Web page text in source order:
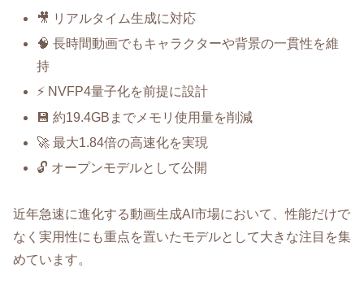
🎥 リアルタイム生成に対応
🧠 長時間動画でもキャラクターや背景の一貫性を維
持
⚡ NVFP4量子化を前提に設計
💾 約19.4GBまでメモリ使用量を削減
🚀 最大1.84倍の高速化を実現
🔓 オープンモデルとして公開
近年急速に進化する動画生成AI市場において、性能だけで
なく実用性にも重点を置いたモデルとして大きな注目を集
めています。